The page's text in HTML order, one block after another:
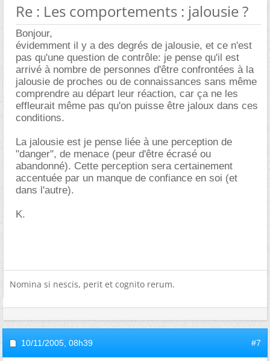
Re : Les comportements : jalousie ?
Bonjour,
évidemment il y a des degrés de jalousie, et ce n'est
pas qu'une question de contrôle: je pense qu'il est
arrivé à nombre de personnes d'être confrontées à la
jalousie de proches ou de connaissances sans même
comprendre au départ leur réaction, car ça ne les
effleurait même pas qu'on puisse être jaloux dans ces
conditions.
La jalousie est je pense liée à une perception de
"danger", de menace (peur d'être écrasé ou
abandonné). Cette perception sera certainement
accentuée par un manque de confiance en soi (et
dans l'autre).
K.
Nomina si nescis, perit et cognito rerum.
10/11/2005, 08h39 #7